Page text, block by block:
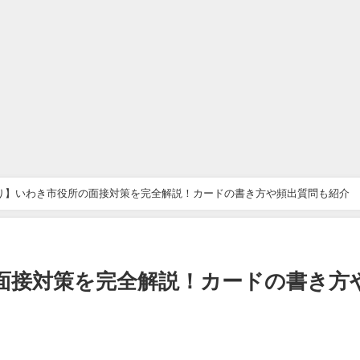
】いわき市役所の面接対策を完全解説！カードの書き方や頻出質問も紹介
対策を完全解説！カードの書き方